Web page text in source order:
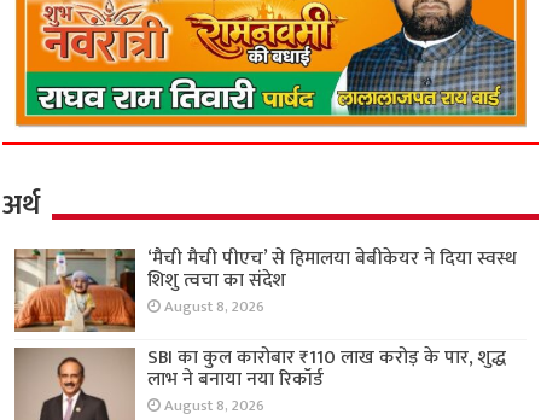
अर्थ
‘मैची मैची पीएच’ से हिमालया बेबीकेयर ने दिया स्वस्थ
शिशु त्वचा का संदेश
August 8, 2026
SBI का कुल कारोबार ₹110 लाख करोड़ के पार, शुद्ध
लाभ ने बनाया नया रिकॉर्ड
August 8, 2026